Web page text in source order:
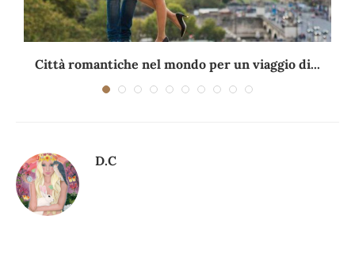
Città romantiche nel mondo per un viaggio di...
D.C